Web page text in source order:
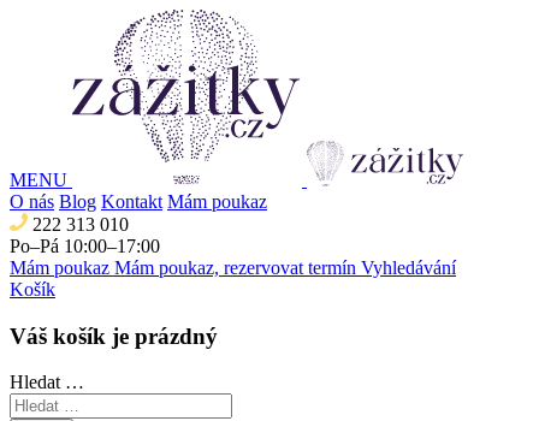
MENU
O nás Blog Kontakt Mám poukaz
222 313 010
Po–Pá 10:00–17:00
Mám poukaz Mám poukaz, rezervovat termín Vyhledávání
Košík
Váš košík je prázdný
Hledat …